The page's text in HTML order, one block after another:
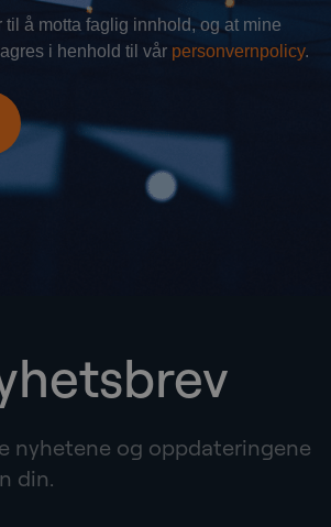
nyhetene og oppdateringene
din.